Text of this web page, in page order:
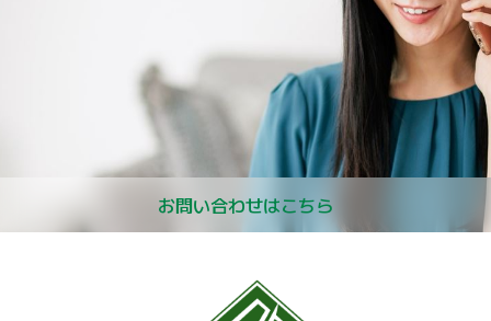
お問い合わせはこちら